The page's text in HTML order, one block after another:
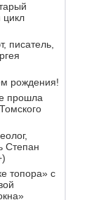
цикл
писатель,
рождения!
прошла
Степан
топора» с